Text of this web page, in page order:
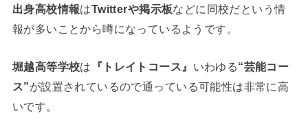
出身高校情報はTwitterや掲示板などに同校だという情
報が多いことから噂になっているようです。
堀越高等学校は 『トレイトコース』 いわゆる“芸能コー
ス”が設置されているので通っている可能性は非常に高
いです。